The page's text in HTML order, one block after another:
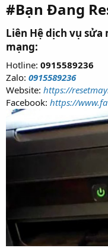
#Bạn Đang
Liên Hệ dịch vụ sửa
mạng:
Hotline: 0915589236
Zalo: 0915589236
Website: https://
Facebook: https://